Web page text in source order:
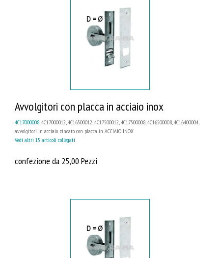
Avvolgitori con placca in acciaio inox
4C17000008 , 4C17000012, 4C16500012, 4C17500012, 4C17500008, 4C16500008, 4C16400004...
avvolgitori in acciaio zincato con placca in ACCIAIO INOX
Vedi altri 15 articoli collegati
confezione da 25,00 Pezzi